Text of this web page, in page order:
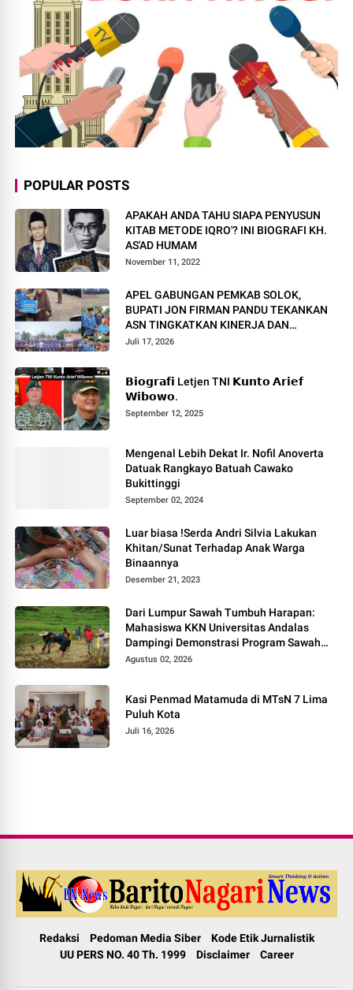
POPULAR POSTS
APAKAH ANDA TAHU SIAPA PENYUSUN
KITAB METODE IQRO'? INI BIOGRAFI KH.
AS'AD HUMAM
November 11, 2022
APEL GABUNGAN PEMKAB SOLOK,
BUPATI JON FIRMAN PANDU TEKANKAN
ASN TINGKATKAN KINERJA DAN
PELAYANAN MASYARAKAT.
Juli 17, 2026
𝗕𝗶𝗼𝗴𝗿𝗮𝗳𝗶 Letjen TNI 𝗞𝘂𝗻𝘁𝗼 𝗔𝗿𝗶𝗲𝗳
𝗪𝗶𝗯𝗼𝘄𝗼.
September 12, 2025
Mengenal Lebih Dekat Ir. Nofil Anoverta
Datuak Rangkayo Batuah Cawako
Bukittinggi
September 02, 2024
Luar biasa !Serda Andri Silvia Lakukan
Khitan/Sunat Terhadap Anak Warga
Binaannya
Desember 21, 2023
Dari Lumpur Sawah Tumbuh Harapan:
Mahasiswa KKN Universitas Andalas
Dampingi Demonstrasi Program Sawah
Pokok Murah di Jorong Bayua
Agustus 02, 2026
Kasi Penmad Matamuda di MTsN 7 Lima
Puluh Kota
Juli 16, 2026
Redaksi Pedoman Media Siber
Kode Etik Jurnalistik
UU PERS NO. 40 Th. 1999
Disclaimer Career